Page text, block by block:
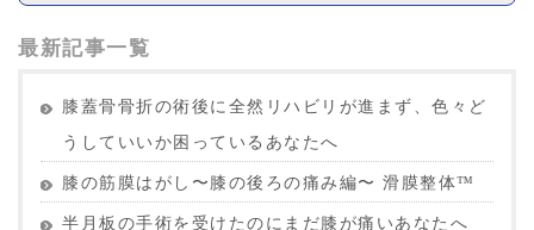
最新記事一覧
膝蓋骨骨折の術後に全然リハビリが進まず、色々ど
うしていいか困っているあなたへ
膝の筋膜はがし〜膝の後ろの痛み編〜 滑膜整体™︎
半月板の手術を受けたのにまだ膝が痛いあなたへ